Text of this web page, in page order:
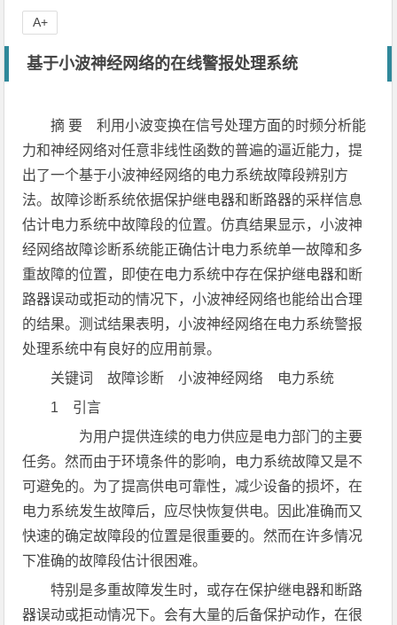
基于小波神经网络的在线警报处理系统
摘 要 利用小波变换在信号处理方面的时频分析能
力和神经网络对任意非线性函数的普遍的逼近能力，提
出了一个基于小波神经网络的电力系统故障段辨别方
法。故障诊断系统依据保护继电器和断路器的采样信息
估计电力系统中故障段的位置。仿真结果显示，小波神
经网络故障诊断系统能正确估计电力系统单一故障和多
重故障的位置，即使在电力系统中存在保护继电器和断
路器误动或拒动的情况下，小波神经网络也能给出合理
的结果。测试结果表明，小波神经网络在电力系统警报
处理系统中有良好的应用前景。
关键词 故障诊断 小波神经网络 电力系统
1 引言
为用户提供连续的电力供应是电力部门的主要
任务。然而由于环境条件的影响，电力系统故障又是不
可避免的。为了提高供电可靠性，减少设备的损坏，在
电力系统发生故障后，应尽快恢复供电。因此准确而又
快速的确定故障段的位置是很重要的。然而在许多情况
下准确的故障段估计很困难。
特别是多重故障发生时，或存在保护继电器和断路
器误动或拒动情况下。会有大量的后备保护动作，在很
A+